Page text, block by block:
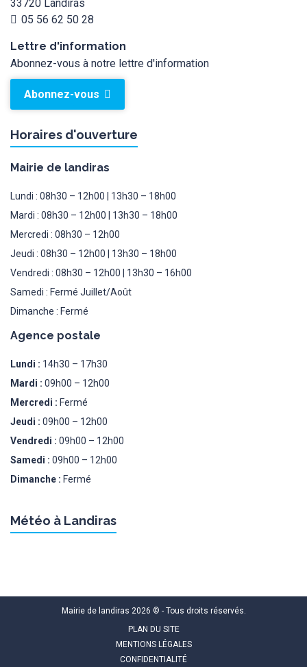
33720 Landiras
05 56 62 50 28
Lettre d'information
Abonnez-vous à notre lettre d'information
Abonnez-vous
Horaires d'ouverture
Mairie de landiras
Lundi : 08h30 – 12h00 | 13h30 – 18h00
Mardi : 08h30 – 12h00 | 13h30 – 18h00
Mercredi : 08h30 – 12h00
Jeudi : 08h30 – 12h00 | 13h30 – 18h00
Vendredi : 08h30 – 12h00 | 13h30 – 16h00
Samedi : Fermé Juillet/Août
Dimanche : Fermé
Agence postale
Lundi : 14h30 – 17h30
Mardi : 09h00 – 12h00
Mercredi : Fermé
Jeudi : 09h00 – 12h00
Vendredi : 09h00 – 12h00
Samedi : 09h00 – 12h00
Dimanche : Fermé
Météo à Landiras
Mairie de landiras 2026 © - Tous droits réservés.
PLAN DU SITE
MENTIONS LÉGALES
CONFIDENTIALITÉ